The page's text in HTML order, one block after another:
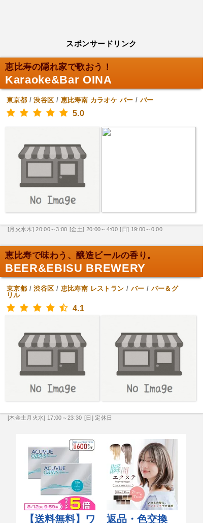
スポンサードリンク
恵比寿の隠れ家で歌おう！
Karaoke&Bar OINA
東京都 /渋谷区 / 恵比寿南 カラオケ バー / バー
5.0
[月火水木] 20:00～3:00 [金土] 20:00～4:00 [日] 19:00～0:00
恵比寿で味わう、醸造ビールの香り。
BEER&EBISU BREWERY
東京都 /渋谷区 / 恵比寿南 レストラン / バー / バー＆グ
リル
4.1
[木金土月火水] 17:00～23:30 [日] 定休日